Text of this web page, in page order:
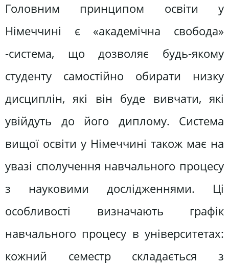
Головним принципом освіти у
Німеччині є «академічна свобода»
-система, що дозволяє будь-якому
студенту самостійно обирати низку
дисциплін, які він буде вивчати, які
увійдуть до його диплому. Система
вищої освіти у Німеччині також має на
увазі сполучення навчального процесу
з науковими дослідженнями. Ці
особливості визначають графік
навчального процесу в університетах:
кожний семестр складається з